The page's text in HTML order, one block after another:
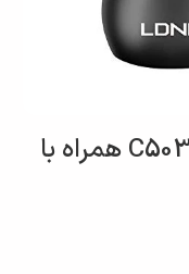
شارژر فندکی الدینیو مدل C503Q همراه با